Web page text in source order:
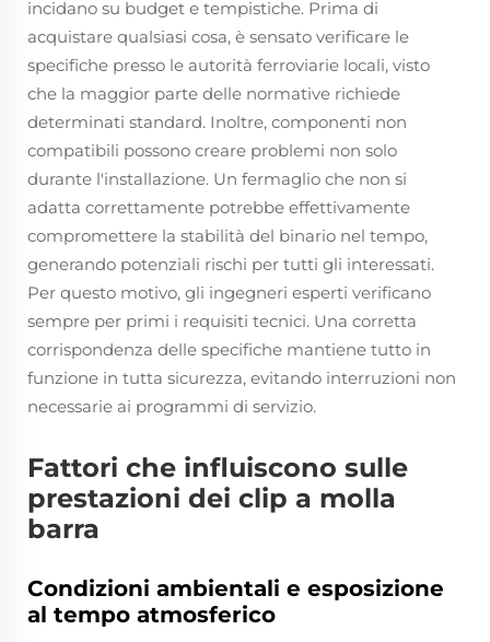
incidano su budget e tempistiche. Prima di
acquistare qualsiasi cosa, è sensato verificare le
specifiche presso le autorità ferroviarie locali, visto
che la maggior parte delle normative richiede
determinati standard. Inoltre, componenti non
compatibili possono creare problemi non solo
durante l'installazione. Un fermaglio che non si
adatta correttamente potrebbe effettivamente
compromettere la stabilità del binario nel tempo,
generando potenziali rischi per tutti gli interessati.
Per questo motivo, gli ingegneri esperti verificano
sempre per primi i requisiti tecnici. Una corretta
corrispondenza delle specifiche mantiene tutto in
funzione in tutta sicurezza, evitando interruzioni non
necessarie ai programmi di servizio.
Fattori che influiscono sulle
prestazioni dei clip a molla
barra
Condizioni ambientali e esposizione
al tempo atmosferico